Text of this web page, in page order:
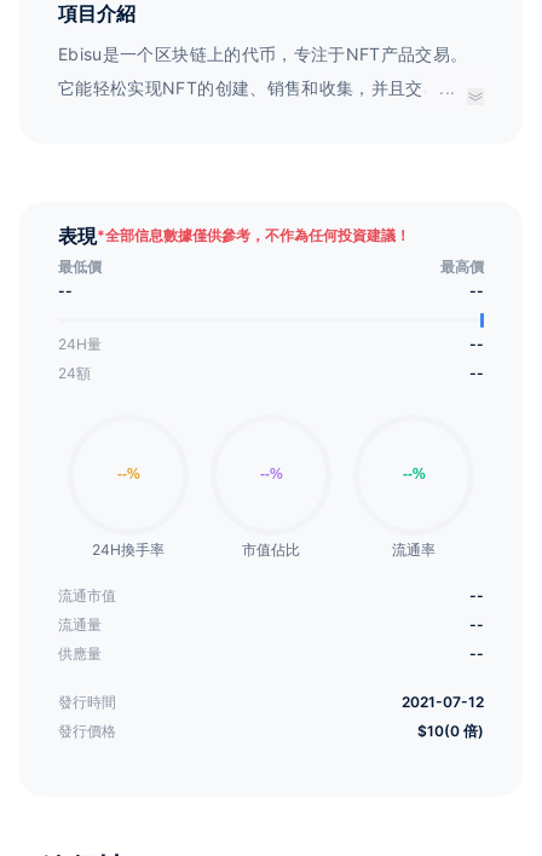
項目介紹
Ebisu是一个区块链上的代币，专注于NFT产品交易。
它能轻松实现NFT的创建、销售和收集，并且交易透明
用户都可以通过EBS赚钱。
...
表現*全部信息數據僅供參考，不作為任何投資建議！
最低價
最高價
--
--
24H量
--
24額
--
24H換手率 市值佔比 流通率
流通市值
--
流通量
--
供應量
--
發行時間
2021-07-12
發行價格
$10(0 倍)